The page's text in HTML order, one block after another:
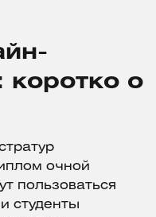
коротко о
очной
пользоваться
студенты